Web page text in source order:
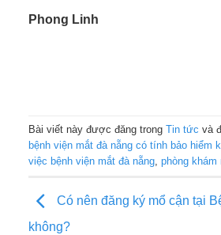
Phong Linh
Bài viết này được đăng trong Tin tức và
bệnh viện mắt đà nẵng có tính bảo hiểm
việc bệnh viện mắt đà nẵng, phòng
Có nên đăng ký mổ cận tại
không?